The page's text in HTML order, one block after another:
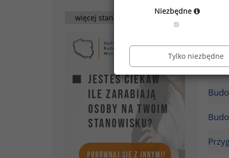
więcej stanowisk
Niezbędne
Tylko niezbędne